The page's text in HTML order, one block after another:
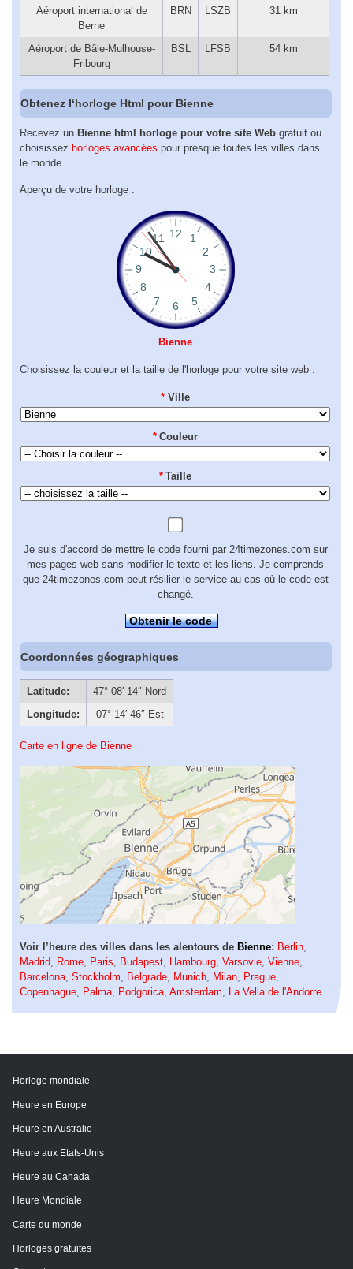
Aéroport international de
Berne
BRN LSZB 31 km
Aéroport de Bâle-Mulhouse-
Fribourg
BSL LFSB 54 km
Obtenez l‘horloge Html pour Bienne
Recevez un Bienne html horloge pour votre site Web gratuit ou
choisissez horloges avancées pour presque toutes les villes dans
le monde.
Aperçu de votre horloge :
Bienne
Choisissez la couleur et la taille de l'horloge pour votre site web :
* Ville
* Couleur
* Taille
Je suis d'accord de mettre le code fourni par 24timezones.com sur
mes pages web sans modifier le texte et les liens. Je comprends
que 24timezones.com peut résilier le service au cas où le code est
changé.
Obtenir le code
Coordonnées géographiques
Latitude:
47° 08′ 14″ Nord
Longitude:
07° 14′ 46″ Est
Carte en ligne de Bienne
Voir l’heure des villes dans les alentours de Bienne: Berlin
Madrid
Rome Paris Budapest Hambourg Varsovie Vienne
Barcelona Stockholm Belgrade Munich Milan Prague
Copenhague
Palma Podgorica Amsterdam La Vella de l'Andorre
Horloge mondiale
Heure en Europe
Heure en Australie
Heure aux Etats-Unis
Heure au Canada
Heure Mondiale
Carte du monde
Horloges gratuites